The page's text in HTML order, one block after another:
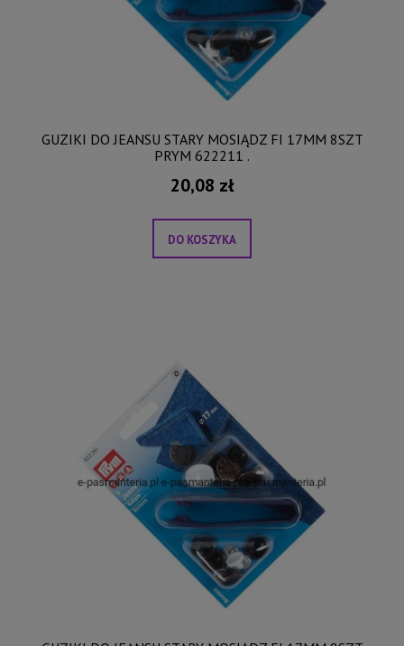
GUZIKI DO JEANSU STARY MOSIĄDZ FI 17MM 8SZT
PRYM 622211 .
20,08 zł
DO KOSZYKA